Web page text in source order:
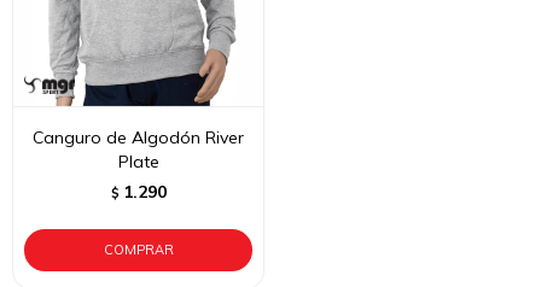
Canguro de Algodón River
Plate
$ 1.290